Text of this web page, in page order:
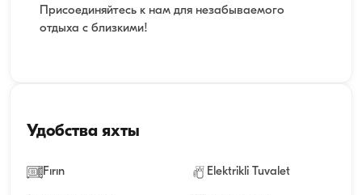
Присоединяйтесь к нам для незабываемого
отдыха с близкими!
Удобства яхты
Fırın Elektrikli Tuvalet